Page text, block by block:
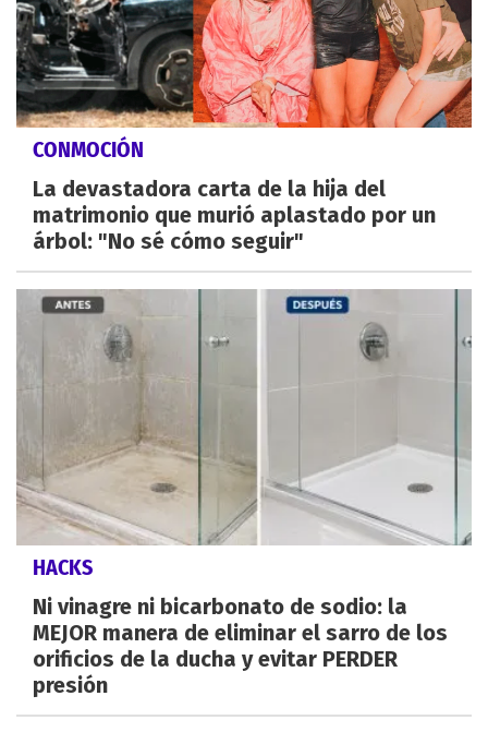
CONMOCIÓN
La devastadora carta de la hija del
matrimonio que murió aplastado por un
árbol: "No sé cómo seguir"
HACKS
Ni vinagre ni bicarbonato de sodio: la
MEJOR manera de eliminar el sarro de los
orificios de la ducha y evitar PERDER
presión